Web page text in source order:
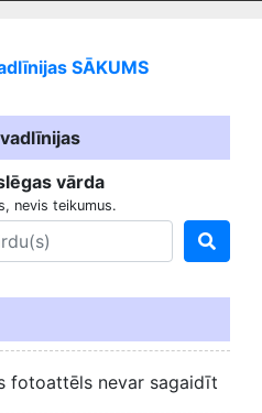
SĀKUMS
vārda
nevis teikumus.
fotoattēls nevar sagaidīt